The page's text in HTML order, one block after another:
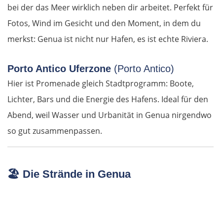
bei der das Meer wirklich neben dir arbeitet. Perfekt für
Fotos, Wind im Gesicht und den Moment, in dem du
merkst: Genua ist nicht nur Hafen, es ist echte Riviera.
Porto Antico Uferzone (Porto Antico)
Hier ist Promenade gleich Stadtprogramm: Boote,
Lichter, Bars und die Energie des Hafens. Ideal für den
Abend, weil Wasser und Urbanität in Genua nirgendwo
so gut zusammenpassen.
🏖️ Die Strände in Genua
Warschau
Turek
Posen
Nowy Tomyśl